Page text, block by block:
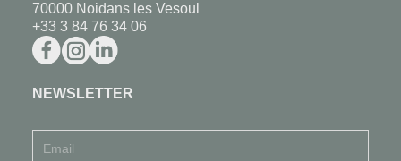
70000 Noidans les Vesoul
+33 3 84 76 34 06
NEWSLETTER